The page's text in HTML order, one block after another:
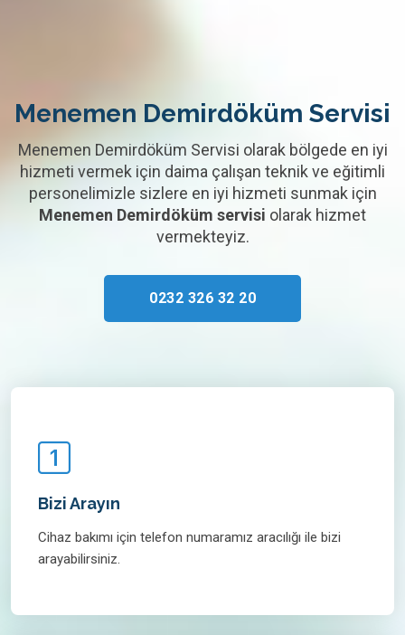
Menemen Demirdöküm Servisi
Menemen Demirdöküm Servisi olarak bölgede en iyi
hizmeti vermek için daima çalışan teknik ve eğitimli
personelimizle sizlere en iyi hizmeti sunmak için
Menemen Demirdöküm servisi olarak hizmet
vermekteyiz.
0232 326 32 20
Bizi Arayın
Cihaz bakımı için telefon numaramız aracılığı ile bizi
arayabilirsiniz.